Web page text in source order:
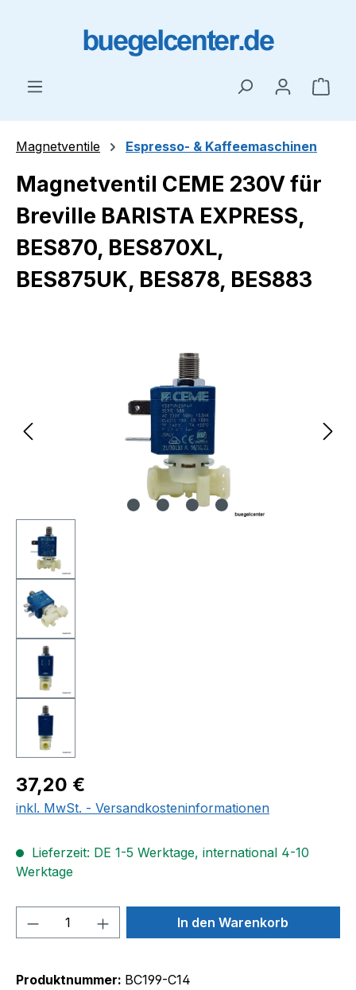
Magnetventile Espresso- & Kaffeemaschinen
Magnetventil CEME 230V für
Breville BARISTA EXPRESS,
BES870, BES870XL,
BES875UK, BES878, BES883
Regulärer Preis:
37,20 €
inkl. MwSt. - Versandkosteninformationen
Lieferzeit: DE 1-5 Werktage, international 4-10
Werktage
Produkt Anzahl: Gib denIn den Warenkorb
Produktnummer: BC199-C14